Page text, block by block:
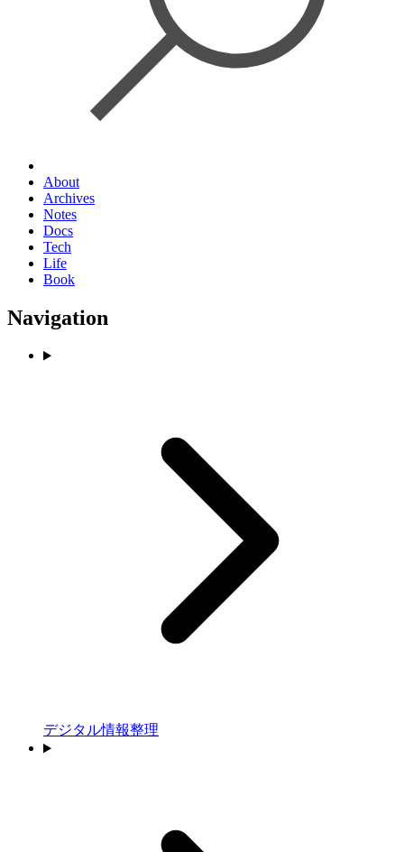
About
Archives
Notes
Docs
Tech
Life
Book
Navigation
デジタル情報整理